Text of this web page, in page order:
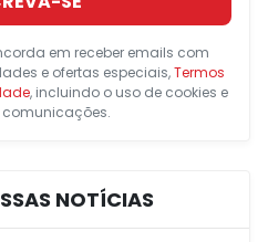
em receber emails com
e ofertas especiais,Termos
, incluindo o uso de cookies e
comunicações.
NOTÍCIAS